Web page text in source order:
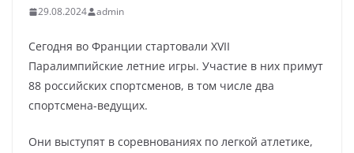
29.08.2024 admin
Сегодня во Франции стартовали ХVII
Паралимпийские летние игры. Участие в них примут
88 российских спортсменов, в том числе два
спортсмена-ведущих.
Они выступят в соревнованиях по легкой атлетике,